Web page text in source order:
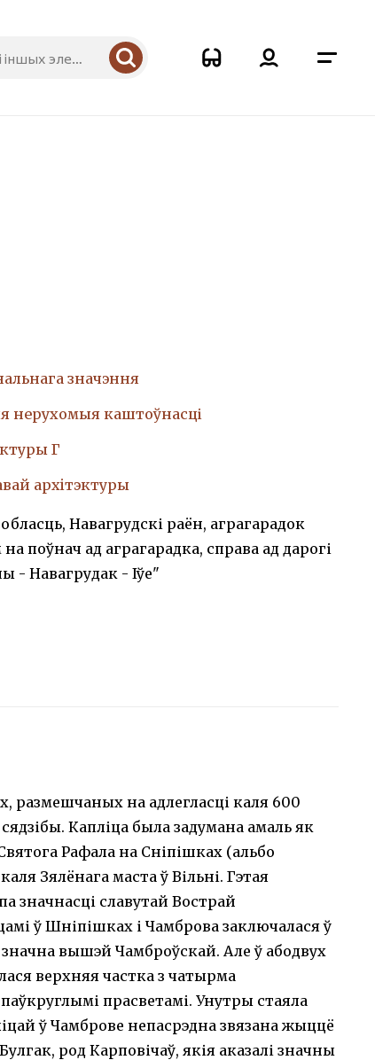
значэння
нерухомыя каштоўнасці
Г
архiтэктуры
Навагрудскі раён, аграгарадок
на поўнач ад аграгарадка, справа ад дарогі
- Навагрудак - Іўе"
размешчаных на адлегласці каля 600
Капліца была задумана амаль як
Рафала на Сніпішках (альбо
Зялёнага маста ў Вільні. Гэтая
значнасці славутай Вострай
ў Шніпішках і Чамброва заключалася ў
вышэй Чамброўскай. Але ў абодвух
верхняя частка з чатырма
прасветамі. Унутры стаяла
ў Чамброве непасрэдна звязана жыццё
род Карповічаў, якія аказалі значны